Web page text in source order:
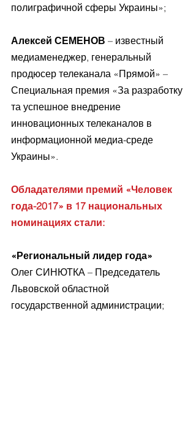
полиграфичной сферы Украины»;
Алексей СЕМЕНОВ – известный
медиаменеджер, генеральный
продюсер телеканала «Прямой» –
Специальная премия «За разработку
та успешное внедрение
инновационных телеканалов в
информационной медиа-среде
Украины».
Обладателями премий «Человек
года-2017» в 17 национальных
номинациях стали:
«Региональный лидер года»
Олег СИНЮТКА – Председатель
Львовской областной
государственной администрации;